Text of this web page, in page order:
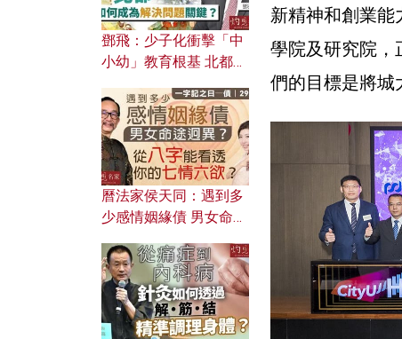
新精神和創業能
學院及研究院，
們的目標是將城
鄧飛：少子化衝擊「中
小幼」教育根基 北都如
曆法家侯天同：遇到多
少感情姻緣債 男女命途
的七情六欲？